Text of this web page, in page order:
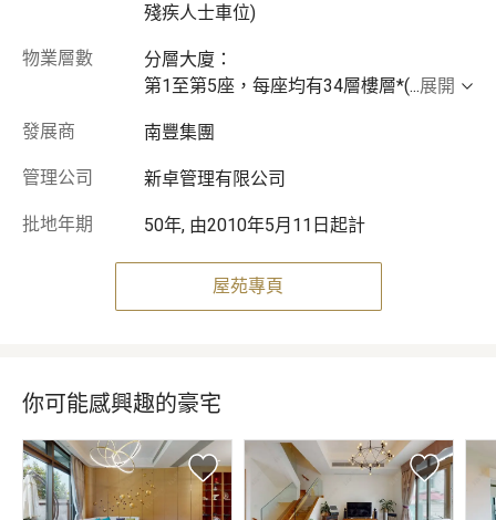
殘疾人士車位)
物業層數
分層大廈：
第1至第5座，每座均有34層樓層*(...展開
發展商 南豐集團
管理公司 新卓管理有限公司
批地年期 50年, 由2010年5月11日起計
屋苑專頁
你可能感興趣的豪宅